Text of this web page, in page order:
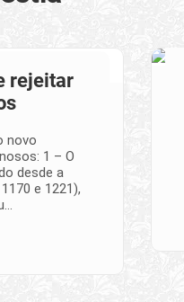
rejeitar
novo
1 – O
desde a
e 1221),